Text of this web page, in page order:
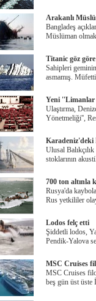
Arakanlı
Bangladeş
Müslüman
Titanic göz
Sahipleri
asmamış.
Yeni
Ulaştırma,
Yönetmeliği'',
Karadeniz'deki
Ulusal
stoklarının
700 ton altınla
Rusya'da
Rus yetkililer
Lodos felç etti
Şiddetli lodos,
Pendik-Yalova
MSC Cruises
MSC Cruises
beş gün üst